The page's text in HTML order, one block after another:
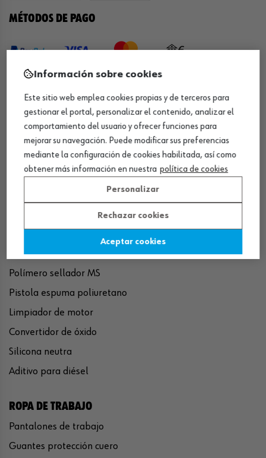
MÉTODOS DE PAGO
Pegamento rápido
Polímero sellador MS
Pistola espuma poliuretano
Limpiador de motor
Convertidor de óxido
Silicona neutra
Aditivo para diésel
ROPA DE TRABAJO
Pantalones de trabajo
Guantes protección cuero
Información sobre cookies
Este sitio web emplea cookies propias y de terceros para
gestionar el portal, personalizar el contenido, analizar el
comportamiento del usuario y ofrecer funciones para
mejorar su navegación. Puede modificar sus preferencias
mediante la configuración de cookies habilitada, así como
obtener más información en nuestra política de cookies
Personalizar
Rechazar cookies
Aceptar cookies